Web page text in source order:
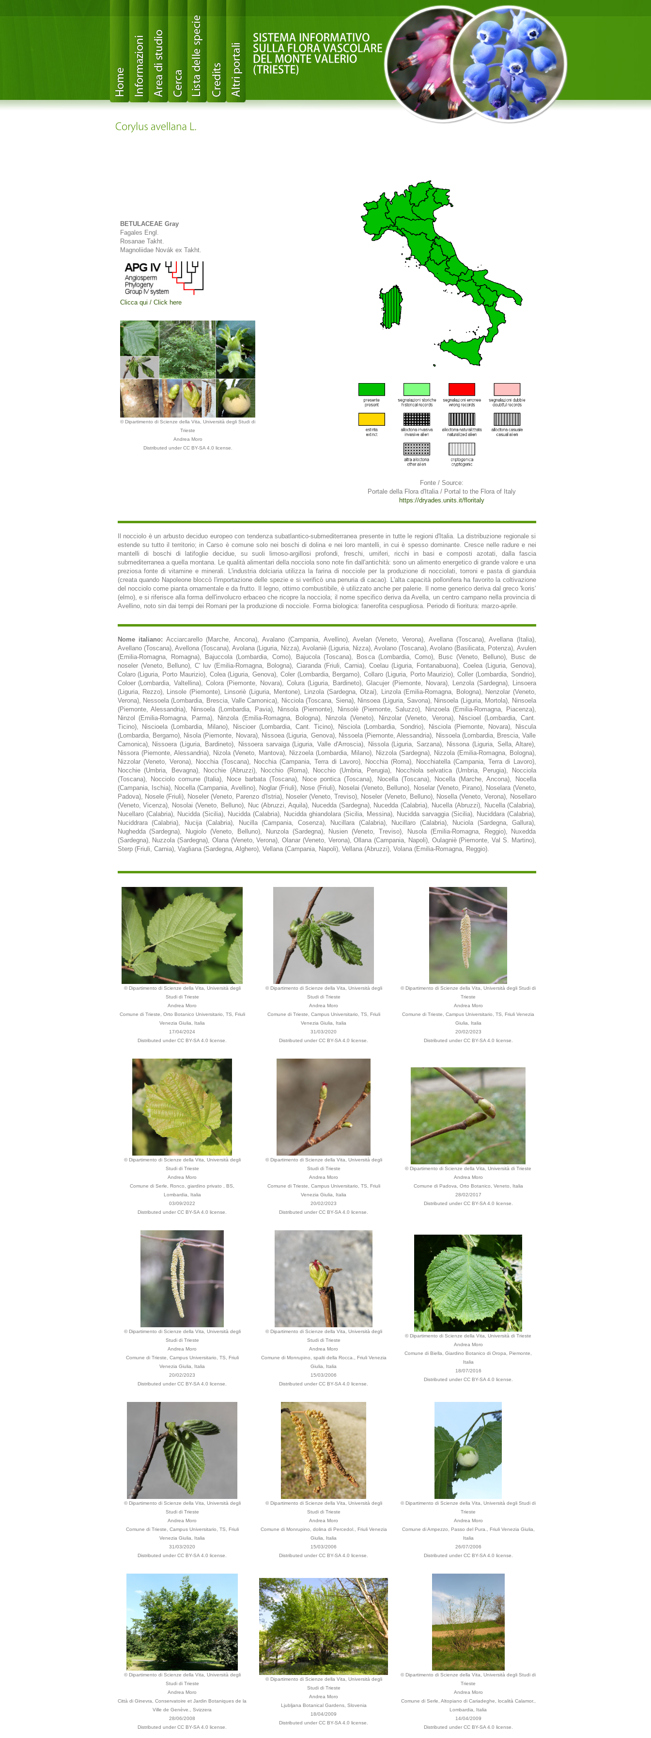
BETULACEAE Gray
Fagales Engl.
Rosanae Takht.
Magnoliidae Novák ex Takht.
Clicca qui / Click here
© Dipartimento di Scienze della Vita, Università degli Studi di
Trieste
Andrea Moro
Distributed under CC BY-SA 4.0 license.
Fonte / Source:
Portale della Flora d'Italia / Portal to the Flora of Italy
https://dryades.units.it/floritaly
Il nocciolo è un arbusto deciduo europeo con tendenza subatlantico-submediterranea presente in tutte le regioni d'Italia. La distribuzione regionale si
estende su tutto il territorio; in Carso è comune solo nei boschi di dolina e nei loro mantelli, in cui è spesso dominante. Cresce nelle radure e nei
mantelli di boschi di latifoglie decidue, su suoli limoso-argillosi profondi, freschi, umiferi, ricchi in basi e composti azotati, dalla fascia
submediterranea a quella montana. Le qualità alimentari della nocciola sono note fin dall'antichità: sono un alimento energetico di grande valore e una
preziosa fonte di vitamine e minerali. L'industria dolciaria utilizza la farina di nocciole per la produzione di nocciolati, torroni e pasta di gianduia
(creata quando Napoleone bloccò l'importazione delle spezie e si verificò una penuria di cacao). L'alta capacità pollonifera ha favorito la coltivazione
del nocciolo come pianta ornamentale e da frutto. Il legno, ottimo combustibile, è utilizzato anche per palerie. Il nome generico deriva dal greco 'koris'
(elmo), e si riferisce alla forma dell'involucro erbaceo che ricopre la nocciola; il nome specifico deriva da Avella, un centro campano nella provincia di
Avellino, noto sin dai tempi dei Romani per la produzione di nocciole. Forma biologica: fanerofita cespugliosa. Periodo di fioritura: marzo-aprile.
Nome italiano:Acciarcarello (Marche, Ancona), Avalano (Campania, Avellino), Avelan (Veneto, Verona), Avellana (Toscana), Avellana (Italia),
Avellano (Toscana), Avellona (Toscana), Avolana (Liguria, Nizza), Avolaniè (Liguria, Nizza), Avolano (Toscana), Avolano (Basilicata, Potenza), Avulen
(Emilia-Romagna, Romagna), Bajuccola (Lombardia, Como), Bajucola (Toscana), Bosca (Lombardia, Como), Busc (Veneto, Belluno), Busc de
noseler (Veneto, Belluno), C' luv (Emilia-Romagna, Bologna), Ciaranda (Friuli, Carnia), Coelau (Liguria, Fontanabuona), Coelea (Liguria, Genova),
Colaro (Liguria, Porto Maurizio), Colea (Liguria, Genova), Coler (Lombardia, Bergamo), Collaro (Liguria, Porto Maurizio), Coller (Lombardia, Sondrio),
Coloer (Lombardia, Valtellina), Colora (Piemonte, Novara), Colura (Liguria, Bardineto), Glacujer (Piemonte, Novara), Lenzola (Sardegna), Linsoera
(Liguria, Rezzo), Linsole (Piemonte), Linsoriè (Liguria, Mentone), Linzola (Sardegna, Olzai), Linzola (Emilia-Romagna, Bologna), Nenzolar (Veneto,
Verona), Nessoela (Lombardia, Brescia, Valle Camonica), Nicciola (Toscana, Siena), Ninsoea (Liguria, Savona), Ninsoela (Liguria, Mortola), Ninsoela
(Piemonte, Alessandria), Ninsoela (Lombardia, Pavia), Ninsola (Piemonte), Ninsolè (Piemonte, Saluzzo), Ninzoela (Emilia-Romagna, Piacenza),
Ninzol (Emilia-Romagna, Parma), Ninzola (Emilia-Romagna, Bologna), Ninzola (Veneto), Ninzolar (Veneto, Verona), Niscioel (Lombardia, Cant.
Ticino), Niscioela (Lombardia, Milano), Niscioer (Lombardia, Cant. Ticino), Nisciola (Lombardia, Sondrio), Nisciola (Piemonte, Novara), Niscula
(Lombardia, Bergamo), Nisola (Piemonte, Novara), Nissoea (Liguria, Genova), Nissoela (Piemonte, Alessandria), Nissoela (Lombardia, Brescia, Valle
Camonica), Nissoera (Liguria, Bardineto), Nissoera sarvaiga (Liguria, Valle d'Arroscia), Nissola (Liguria, Sarzana), Nissona (Liguria, Sella, Altare),
Nissora (Piemonte, Alessandria), Nizola (Veneto, Mantova), Nizzoela (Lombardia, Milano), Nizzola (Sardegna), Nizzola (Emilia-Romagna, Bologna),
Nizzolar (Veneto, Verona), Nocchia (Toscana), Nocchia (Campania, Terra di Lavoro), Nocchia (Roma), Nocchiatella (Campania, Terra di Lavoro),
Nocchie (Umbria, Bevagna), Nocchie (Abruzzi), Nocchio (Roma), Nocchio (Umbria, Perugia), Nocchiola selvatica (Umbria, Perugia), Nocciola
(Toscana), Nocciolo comune (Italia), Noce barbata (Toscana), Noce pontica (Toscana), Nocella (Toscana), Nocella (Marche, Ancona), Nocella
(Campania, Ischia), Nocella (Campania, Avellino), Noglar (Friuli), Nose (Friuli), Noselai (Veneto, Belluno), Noselar (Veneto, Pirano), Noselara (Veneto,
Padova), Nosele (Friuli), Noseler (Veneto, Parenzo d'Istria), Noseler (Veneto, Treviso), Noseler (Veneto, Belluno), Nosella (Veneto, Verona), Nosellaro
(Veneto, Vicenza), Nosolai (Veneto, Belluno), Nuc (Abruzzi, Aquila), Nucedda (Sardegna), Nucedda (Calabria), Nucella (Abruzzi), Nucella (Calabria),
Nucellaro (Calabria), Nucidda (Sicilia), Nucidda (Calabria), Nucidda ghiandolara (Sicilia, Messina), Nucidda sarvaggia (Sicilia), Nuciddara (Calabria),
Nuciddrara (Calabria), Nucija (Calabria), Nucilla (Campania, Cosenza), Nucillara (Calabria), Nucillaro (Calabria), Nuciola (Sardegna, Gallura),
Nughedda (Sardegna), Nugiolo (Veneto, Belluno), Nunzola (Sardegna), Nusien (Veneto, Treviso), Nusola (Emilia-Romagna, Reggio), Nuxedda
(Sardegna), Nuzzola (Sardegna), Olana (Veneto, Verona), Olanar (Veneto, Verona), Ollana (Campania, Napoli), Oulagniè (Piemonte, Val S. Martino),
Sterp (Friuli, Carnia), Vagliana (Sardegna, Alghero), Vellana (Campania, Napoli), Vellana (Abruzzi), Volana (Emilia-Romagna, Reggio).
© Dipartimento di Scienze della Vita, Università degli
Studi di Trieste
Andrea Moro
Comune di Trieste, Orto Botanico Universitario, TS, Friuli
Venezia Giulia, Italia
17/04/2024
Distributed under CC BY-SA 4.0 license.
© Dipartimento di Scienze della Vita, Università degli
Studi di Trieste
Andrea Moro
Comune di Trieste, Campus Universitario, TS, Friuli
Venezia Giulia, Italia
31/03/2020
Distributed under CC BY-SA 4.0 license.
© Dipartimento di Scienze della Vita, Università degli Studi di
Trieste
Andrea Moro
Comune di Trieste, Campus Universitario, TS, Friuli Venezia
Giulia, Italia
20/02/2023
Distributed under CC BY-SA 4.0 license.
© Dipartimento di Scienze della Vita, Università degli
Studi di Trieste
Andrea Moro
Comune di Serle, Ronco, giardino privato , BS,
Lombardia, Italia
03/09/2022
Distributed under CC BY-SA 4.0 license.
© Dipartimento di Scienze della Vita, Università degli
Studi di Trieste
Andrea Moro
Comune di Trieste, Campus Universitario, TS, Friuli
Venezia Giulia, Italia
20/02/2023
Distributed under CC BY-SA 4.0 license.
© Dipartimento di Scienze della Vita, Università di Trieste
Andrea Moro
Comune di Padova, Orto Botanico, Veneto, Italia
28/02/2017
Distributed under CC BY-SA 4.0 license.
© Dipartimento di Scienze della Vita, Università degli
Studi di Trieste
Andrea Moro
Comune di Trieste, Campus Universitario, TS, Friuli
Venezia Giulia, Italia
20/02/2023
Distributed under CC BY-SA 4.0 license.
© Dipartimento di Scienze della Vita, Università degli
Studi di Trieste
Andrea Moro
Comune di Monrupino, spalti della Rocca., Friuli Venezia
Giulia, Italia
15/03/2006
Distributed under CC BY-SA 4.0 license.
© Dipartimento di Scienze della Vita, Università di Trieste
Andrea Moro
Comune di Biella, Giardino Botanico di Oropa, Piemonte,
Italia
18/07/2016
Distributed under CC BY-SA 4.0 license.
© Dipartimento di Scienze della Vita, Università degli
Studi di Trieste
Andrea Moro
Comune di Trieste, Campus Universitario, TS, Friuli
Venezia Giulia, Italia
31/03/2020
Distributed under CC BY-SA 4.0 license.
© Dipartimento di Scienze della Vita, Università degli
Studi di Trieste
Andrea Moro
Comune di Monrupino, dolina di Percedol., Friuli Venezia
Giulia, Italia
15/03/2006
Distributed under CC BY-SA 4.0 license.
© Dipartimento di Scienze della Vita, Università degli Studi di
Trieste
Andrea Moro
Comune di Ampezzo, Passo del Pura., Friuli Venezia Giulia,
Italia
26/07/2006
Distributed under CC BY-SA 4.0 license.
© Dipartimento di Scienze della Vita, Università degli
Studi di Trieste
Andrea Moro
Città di Ginevra, Conservatoire et Jardin Botaniques de la
Ville de Genève., Svizzera
28/06/2008
Distributed under CC BY-SA 4.0 license.
© Dipartimento di Scienze della Vita, Università degli
Studi di Trieste
Andrea Moro
Ljubljana Botanical Gardens, Slovenia
18/04/2009
Distributed under CC BY-SA 4.0 license.
© Dipartimento di Scienze della Vita, Università degli Studi di
Trieste
Andrea Moro
Comune di Serle, Altopiano di Cariadeghe, località Calamor.,
Lombardia, Italia
14/04/2009
Distributed under CC BY-SA 4.0 license.